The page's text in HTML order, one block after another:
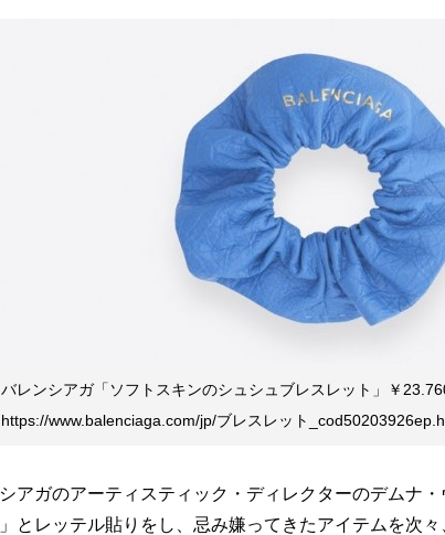
バレンシアガ「ソフトスキンのシュシュブレスレット」￥
https://www.balenciaga.com/jp/ブレスレット
アガのアーティスティック・ディレクターのデムナ
」とレッテル貼りをし、忌み嫌ってきたアイテムを次